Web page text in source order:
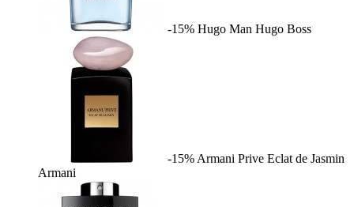
-15% Hugo Man Hugo Boss
-15% Armani Prive Eclat de Jasmin
Armani